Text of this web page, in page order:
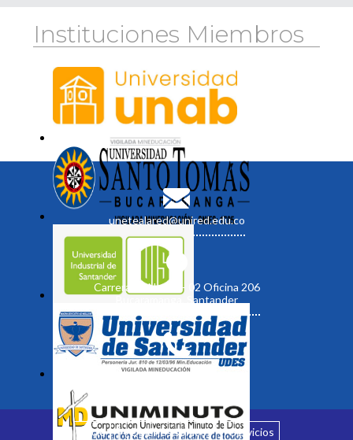
Instituciones Miembros
unetealared@unired.edu.co
Carrera 19 No. 35 - 02 Oficina 206
Bucaramanga, Santander
Inicio ¿Quiénes somos? Servicios